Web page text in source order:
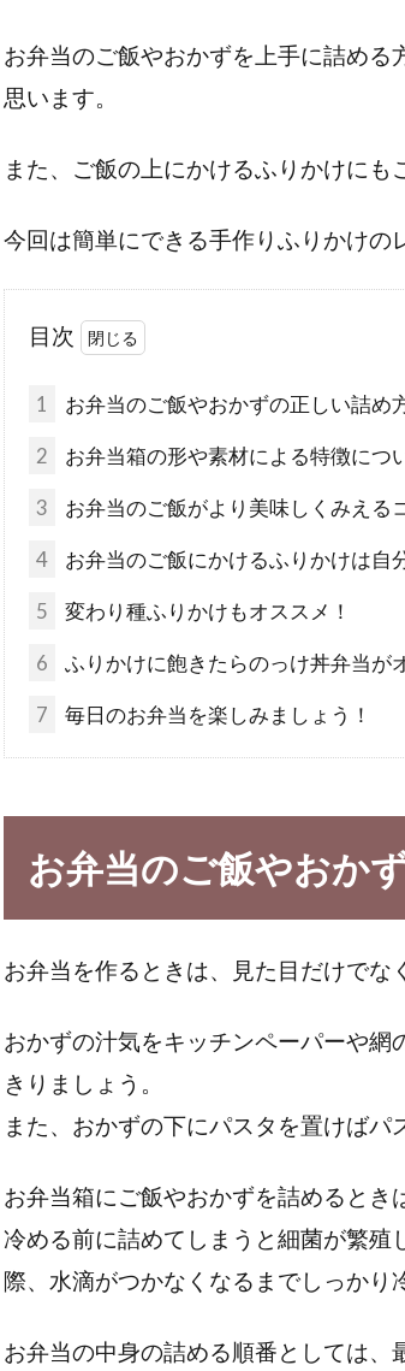
お弁当のご飯やおかずを上手に詰める
思います。
また、ご飯の上にかけるふりかけにも
今回は簡単にできる手作りふりかけの
目次
1 お弁当のご飯やおかずの正しい詰め
2 お弁当箱の形や素材による特徴につ
3 お弁当のご飯がより美味しくみえる
4 お弁当のご飯にかけるふりかけは自
5 変わり種ふりかけもオススメ！
6 ふりかけに飽きたらのっけ丼弁当が
7 毎日のお弁当を楽しみましょう！
お弁当のご飯やおか
お弁当を作るときは、見た目だけでな
おかずの汁気をキッチンペーパーや
きりましょう。
また、おかずの下にパスタを置けばパ
お弁当箱にご飯やおかずを詰めるとき
冷める前に詰めてしまうと細菌が繁殖
際、水滴がつかなくなるまでしっかり
お弁当の中身の詰める順番としては